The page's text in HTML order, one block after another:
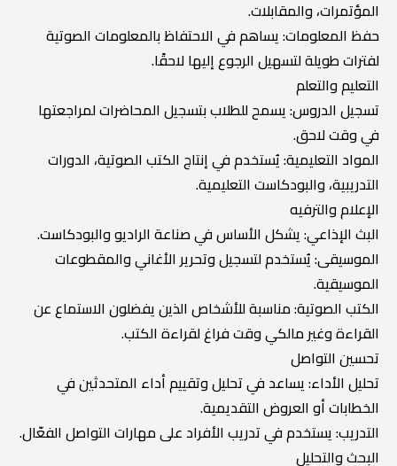
المؤتمرات، والمقابلات.
حفظ المعلومات: يساهم في الاحتفاظ بالمعلومات الصوتية
لفترات طويلة لتسهيل الرجوع إليها لاحقًا.
التعليم والتعلم
تسجيل الدروس: يسمح للطلاب بتسجيل المحاضرات لمراجعتها
في وقت لاحق.
المواد التعليمية: يُستخدم في إنتاج الكتب الصوتية، الدورات
التدريبية، والبودكاست التعليمية.
الإعلام والترفيه
البث الإذاعي: يشكل الأساس في صناعة الراديو والبودكاست.
الموسيقى: يُستخدم لتسجيل وتحرير الأغاني والمقطوعات
الموسيقية.
الكتب الصوتية: مناسبة للأشخاص الذين يفضلون الاستماع عن
القراءة وغير مالكي وقت فراغ لقراءة الكتب.
تحسين التواصل
تحليل الأداء: يساعد في تحليل وتقييم أداء المتحدثين في
الخطابات أو العروض التقديمية.
التدريب: يستخدم في تدريب الأفراد على مهارات التواصل الفعّال.
البحث والتحليل